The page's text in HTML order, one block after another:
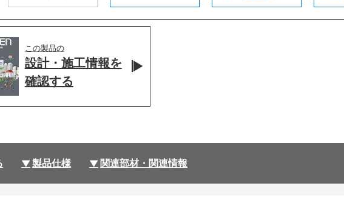
この製品の
設計・施工情報を
確認する
製品仕様 関連部材・関連情報